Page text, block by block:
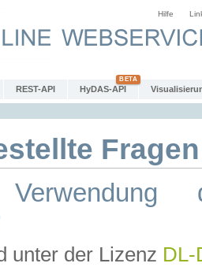
Hilfe
REST-API HyDAS-API
unter der Lizenz